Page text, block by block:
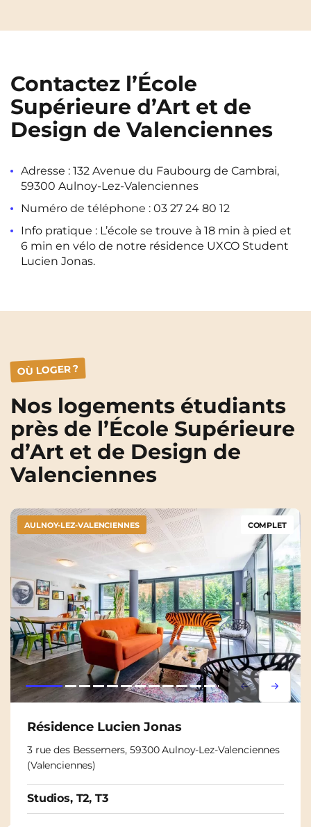
Voir toutes les villes
Marseille Montpellier
Noisy-Le-Grand Orly
Palaiseau Paris
Rennes Rouen
Saint-Ouen NEW! Strasbourg
Toulouse
Villejuif Villeneuve-d'Ascq
Contactez l’École
Supérieure d’Art et de
Design de Valenciennes
Adresse : 132 Avenue du Faubourg de Cambrai,
59300 Aulnoy-Lez-Valenciennes
Numéro de téléphone : 03 27 24 80 12
Info pratique : L’école se trouve à 18 min à pied et
6 min en vélo de notre résidence UXCO Student
Lucien Jonas.
OÙ LOGER ?
Nos logements étudiants
près de l’École Supérieure
d’Art et de Design de
Valenciennes
Lorem ipsum
Lorem
AULNOY-LEZ-VALENCIENNES COMPLET
Résidence Lucien Jonas
3 rue des Bessemers, 59300 Aulnoy-Lez-Valenciennes
(Valenciennes)
Studios, T2, T3